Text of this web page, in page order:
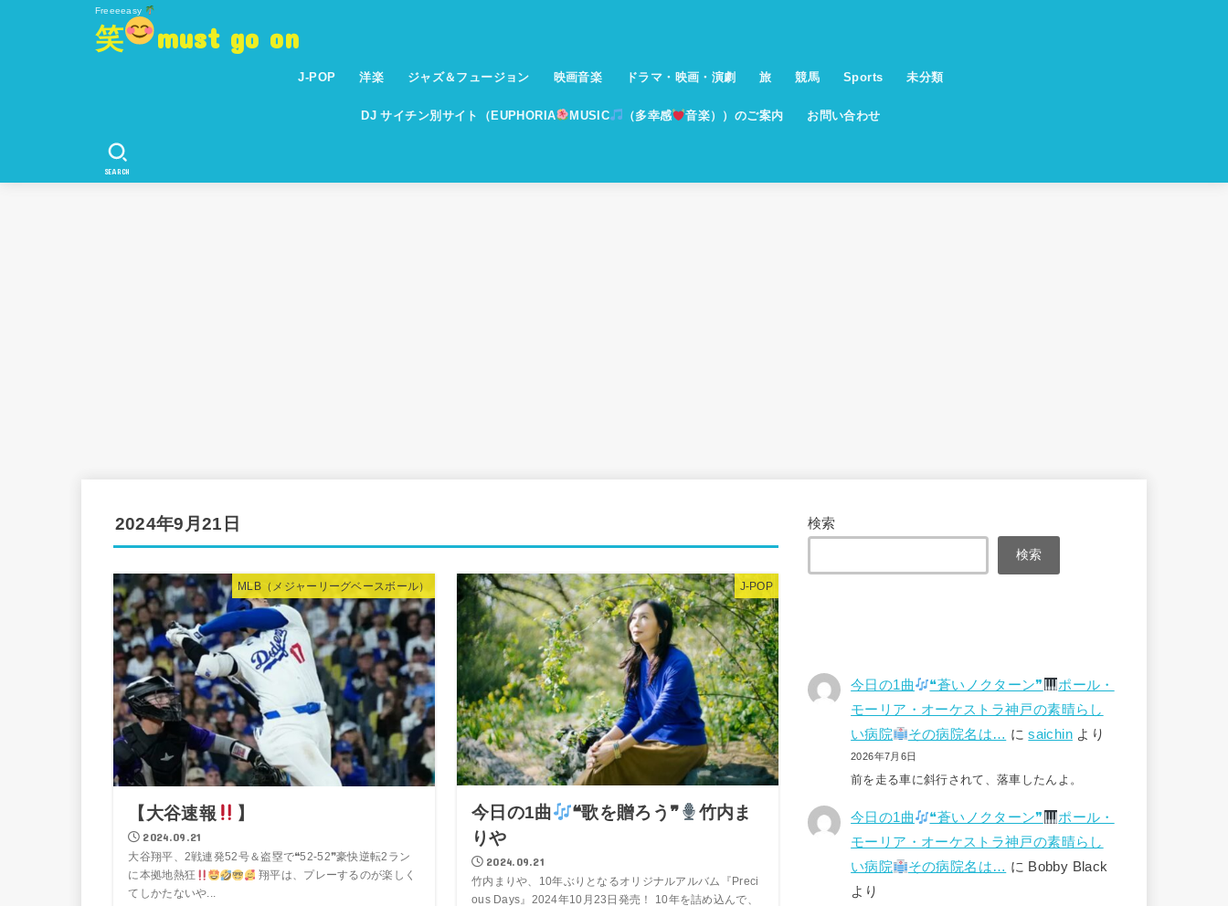
Freeeeasy
笑 must go on
J-POP 洋楽 ジャズ＆フュージョン 映画音楽 ドラマ・映画・演劇 旅 競馬 Sports 未分類
DJ サイチン別サイト（EUPHORIA MUSIC （多幸感 音楽））のご案内 お問い合わせ
SEARCH
2024年9月21日
MLB（メジャーリーグベースボール）
【大谷速報 】
2024.09.21
大谷翔平、2戦連発52号＆盗塁で❝52-52❞豪快逆転2ラン
に本拠地熱狂
翔平は、プレーするのが楽しく
てしかたないや...
J-POP
今日の1曲 ❝歌を贈ろう❞
竹内ま
りや
2024.09.21
竹内まりや、10年ぶりとなるオリジナルアルバム『Preci
ous Days』2024年10月23日発売！ 10年を詰め込んで、
検索
検索
今日の1曲 ❝蒼いノクターン❞
ポール・
モーリア・オーケストラ神戸の素晴らし
い病院
その病院名は… にsaichinより
2026年7月6日
前を走る車に斜行されて、落車したんよ。
今日の1曲 ❝蒼いノクターン❞
ポール・
モーリア・オーケストラ神戸の素晴らし
い病院
その病院名は… に Bobby Black
より